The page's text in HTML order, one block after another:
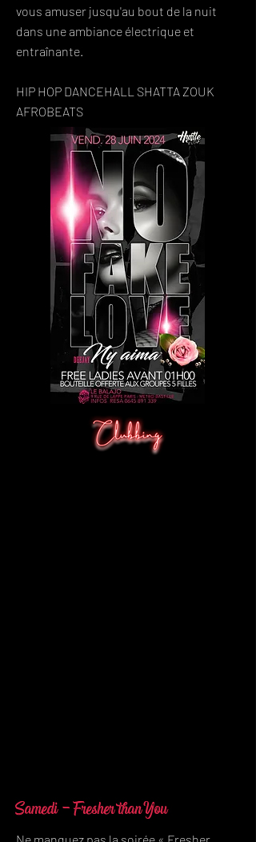
vous amuser jusqu'au bout de la nuit
dans une ambiance électrique et
entraînante.
HIP HOP DANCEHALL SHATTA ZOUK
AFROBEATS
Samedi - Fresher than You